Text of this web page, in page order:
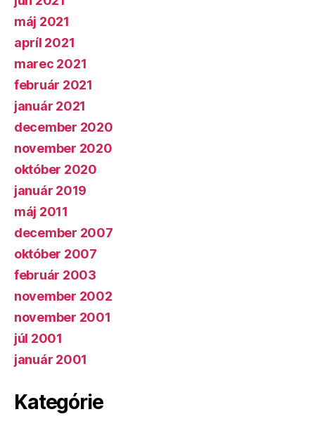
máj 2021
apríl 2021
marec 2021
február 2021
január 2021
december 2020
november 2020
október 2020
január 2019
máj 2011
december 2007
október 2007
február 2003
november 2002
november 2001
júl 2001
január 2001
Kategórie